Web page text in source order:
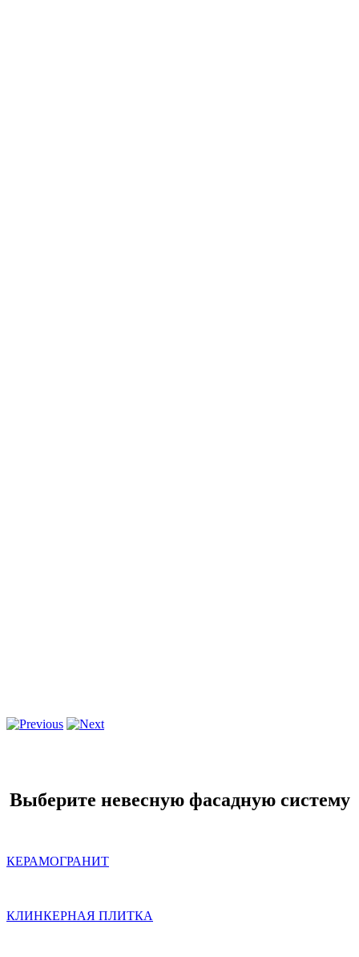
Выберите невесную фасадную систему
КЕРАМОГРАНИТ
КЛИНКЕРНАЯ ПЛИТКА